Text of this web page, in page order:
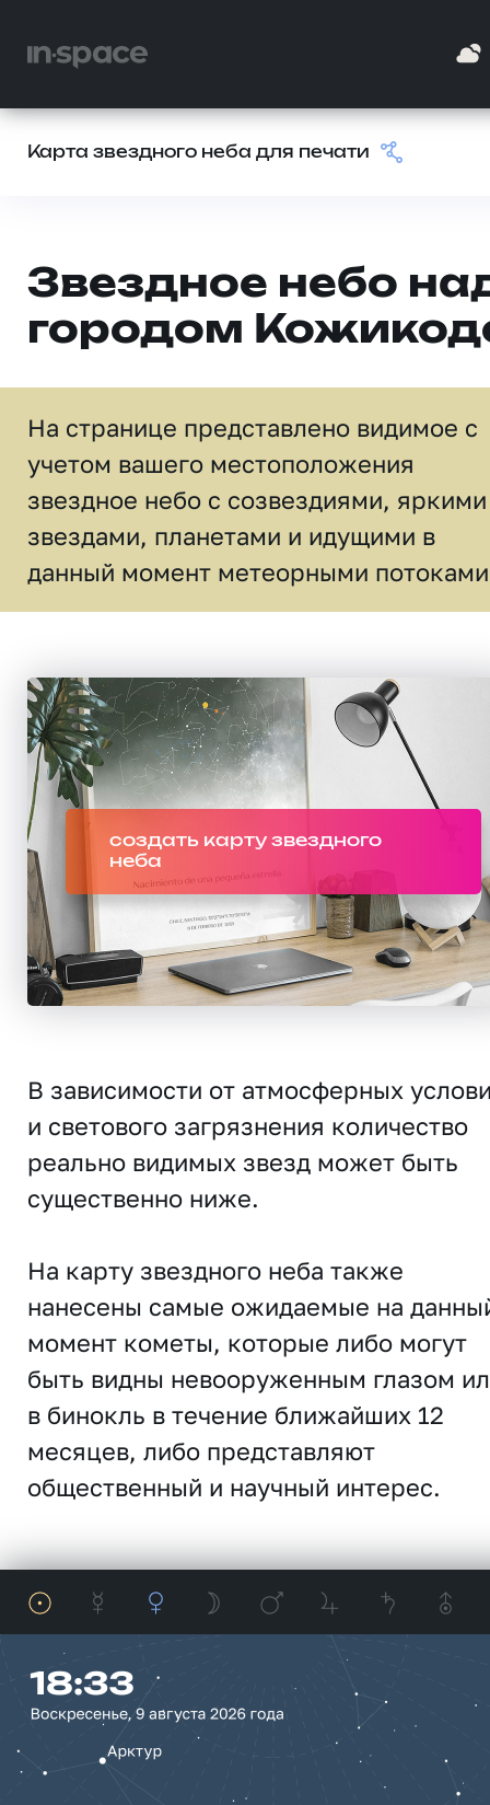
Карта звездного неба для печати
Звездное небо
городом
На странице представлено видимое c
учетом вашего местоположения
звездное небо c созвездиями, яркими
звездами, планетами и идущими в
данный момент метеорными
создать карту звездного
неба
В зависимости от атмосферных
и светового загрязнения количество
реально видимых звезд может быть
существенно ниже.
На карту звездного неба также
нанесены самые ожидаемые на
момент кометы, которые либо могут
быть видны невооруженным глазом
в бинокль в течение ближайших 12
месяцев, либо представляют
общественный и научный интерес.